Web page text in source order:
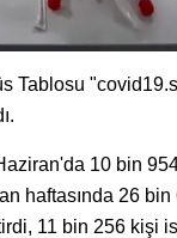
Tablosu
10 bin
haftasında 26
11 bin 256 kişi